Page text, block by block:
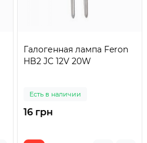
Галогенная лампа Feron
HB2 JC 12V 20W
Есть в наличии
16 грн